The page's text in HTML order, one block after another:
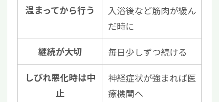
温まってから行う
入浴後など筋肉が緩ん
だ時に
継続が大切 毎日少しずつ続ける
しびれ悪化時は中
止
神経症状が強まれば医
療機関へ